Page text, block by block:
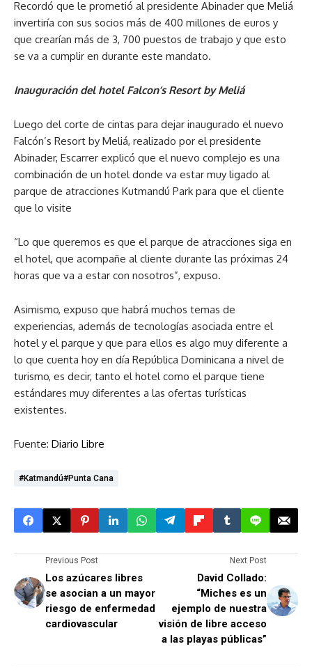
Recordó que le prometió al presidente Abinader que Meliá
invertiría con sus socios más de 400 millones de euros y
que crearían más de 3, 700 puestos de trabajo y que esto
se va a cumplir en durante este mandato.
Inauguración del hotel Falcon’s Resort by Meliá
Luego del corte de cintas para dejar inaugurado el nuevo
Falcón’s Resort by Meliá, realizado por el presidente
Abinader, Escarrer explicó que el nuevo complejo es una
combinación de un hotel donde va estar muy ligado al
parque de atracciones Kutmandú Park para que el cliente
que lo visite
“Lo que queremos es que el parque de atracciones siga en
el hotel, que acompañe al cliente durante las próximas 24
horas que va a estar con nosotros”, expuso.
Asimismo, expuso que habrá muchos temas de
experiencias, además de tecnologías asociada entre el
hotel y el parque y que para ellos es algo muy diferente a
lo que cuenta hoy en día República Dominicana a nivel de
turismo, es decir, tanto el hotel como el parque tiene
estándares muy diferentes a las ofertas turísticas
existentes.
Fuente: Diario Libre
#Katmandú#Punta Cana
Previous Post
Los azúcares libres
se asocian a un mayor
riesgo de enfermedad
cardiovascular
Next Post
David Collado:
“Miches es un
ejemplo de nuestra
visión de libre acceso
a las playas públicas”